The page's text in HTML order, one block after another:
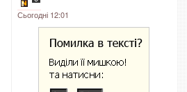
Сьогодні 12:01